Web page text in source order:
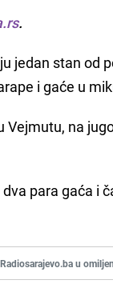
.
jedan stan od
i gaće u
Vejmutu, na
para gaća i
u